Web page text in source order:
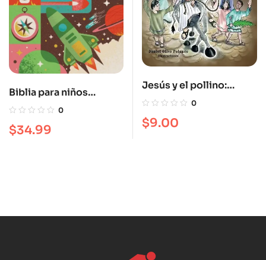
Biblia para niños
exploradores RVR 1960
0
$34.99
Jesús y el pollino:
Cuento infantil para
0
$9.00